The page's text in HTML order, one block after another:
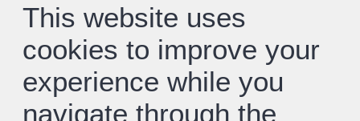
This website uses
cookies to improve your
experience while you
navigate through the